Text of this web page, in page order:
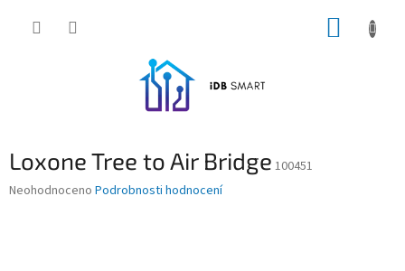
Loxone Tree to Air Bridge 100451
Průměrné
Neohodnoceno Podrobnosti hodnocení